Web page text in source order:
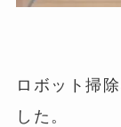
ロボット掃
した。